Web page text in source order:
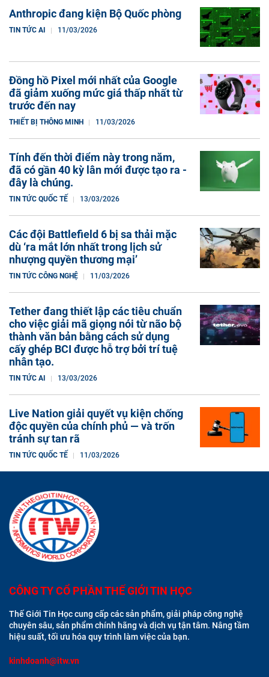
Anthropic đang kiện Bộ Quốc phòng
TIN TỨC AI 11/03/2026
Đồng hồ Pixel mới nhất của Google
đã giảm xuống mức giá thấp nhất từ
trước đến nay
THIẾT BỊ THÔNG MINH 11/03/2026
Tính đến thời điểm này trong năm,
đã có gần 40 kỳ lân mới được tạo ra -
đây là chúng.
TIN TỨC QUỐC TẾ 13/03/2026
Các đội Battlefield 6 bị sa thải mặc
dù ‘ra mắt lớn nhất trong lịch sử
nhượng quyền thương mại’
TIN TỨC CÔNG NGHỆ 11/03/2026
Tether đang thiết lập các tiêu chuẩn
cho việc giải mã giọng nói từ não bộ
thành văn bản bằng cách sử dụng
cấy ghép BCI được hỗ trợ bởi trí tuệ
nhân tạo.
TIN TỨC AI 13/03/2026
Live Nation giải quyết vụ kiện chống
độc quyền của chính phủ — và trốn
tránh sự tan rã
TIN TỨC QUỐC TẾ 11/03/2026
CÔNG TY CỔ PHẦN THẾ GIỚI TIN HỌC
Thế Giới Tin Học cung cấp các sản phẩm, giải pháp công nghệ
chuyên sâu, sản phẩm chính hãng và dịch vụ tận tâm. Nâng tầm
hiệu suất, tối ưu hóa quy trình làm việc của bạn.
kinhdoanh@itw.vn